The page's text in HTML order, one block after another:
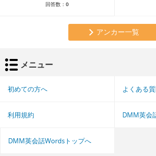
回答数： 0
アンカー一覧
メニュー
初めての方へ よくある
利用規約 DMM英会
DMM英会話Wordsトップへ